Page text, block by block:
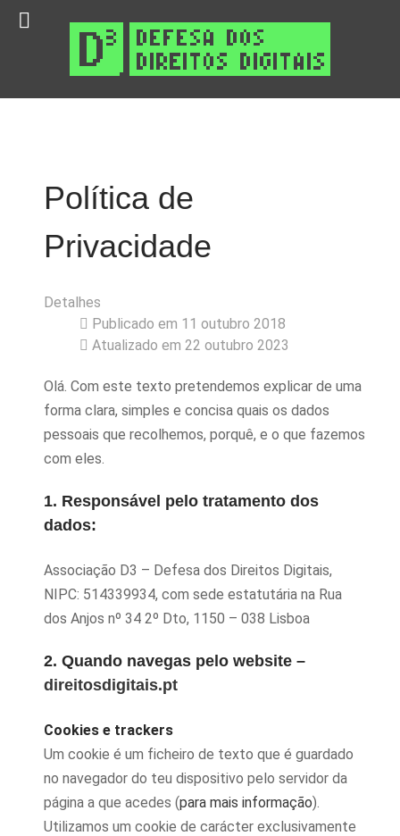
Política de
Privacidade
Detalhes
Publicado em 11 outubro 2018
Atualizado em 22 outubro 2023
Olá. Com este texto pretendemos explicar de uma
forma clara, simples e concisa quais os dados
pessoais que recolhemos, porquê, e o que fazemos
com eles.
1. Responsável pelo tratamento dos
dados:
Associação D3 – Defesa dos Direitos Digitais,
NIPC: 514339934, com sede estatutária na Rua
dos Anjos nº 34 2º Dto, 1150 – 038 Lisboa
2. Quando navegas pelo website –
direitosdigitais.pt
Cookies e trackers
Um cookie é um ficheiro de texto que é guardado
no navegador do teu dispositivo pelo servidor da
página a que acedes (para mais informação).
Utilizamos um cookie de carácter exclusivamente